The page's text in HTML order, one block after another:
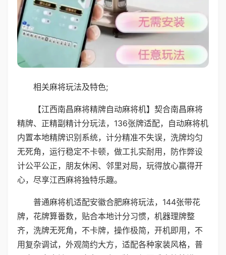
相关麻将玩法及特色;
【江西南昌麻将精牌自动麻将机】契合南昌麻将
精牌、正精副精计分玩法，136张牌适配，自动麻将机
内置本地精牌识别系统，计分精准不失误，洗牌均匀
无死角，运行稳定不卡顿，做工扎实耐用，防作弊设
计公平公正，朋友休闲、邻里对局，玩得放心赢得开
心，尽享江西麻将独特乐趣。
普通麻将机适配安徽合肥麻将玩法，144张带花
牌，花牌算番数，贴合本地计分习惯，机器理牌整
齐，洗牌无死角，不卡牌，操作极简，开机即用，不
用复杂调试，外观简约大方，适配各种家装风格，普